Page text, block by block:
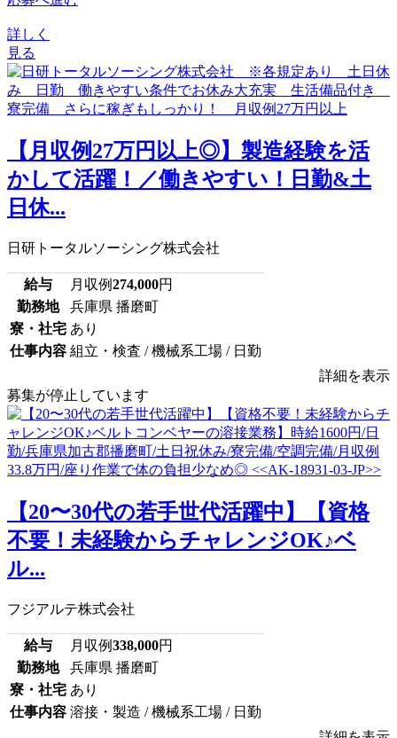
詳しく
見る
【月収例27万円以上◎】製造経験を活
かして活躍！／働きやすい！日勤&土
日休...
日研トータルソーシング株式会社
給与 月収例274,000円
勤務地
兵庫県 播磨町
寮・社宅 あり
仕事内容 組立・検査 / 機械系工場 / 日勤
詳細を表示
募集が停止しています
【20〜30代の若手世代活躍中】【資格
不要！未経験からチャレンジOK♪ベ
ル...
フジアルテ株式会社
給与 月収例338,000円
勤務地
兵庫県 播磨町
寮・社宅 あり
仕事内容 溶接・製造 / 機械系工場 / 日勤